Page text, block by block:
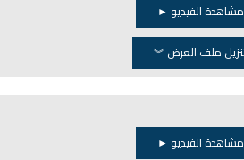
مشاهدة الفيديو ►
ملف العرض ︾
مشاهدة الفيديو ►